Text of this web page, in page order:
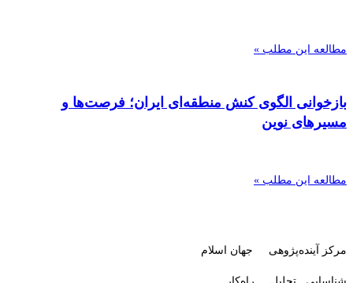
مطالعه این مطلب »
بازخوانی الگوی کنش منطقه‌ای ایران؛ فرصت‌ها و
مسیرهای نوین
مطالعه این مطلب »
مرکز آینده‌پژوهی جهان اسلام